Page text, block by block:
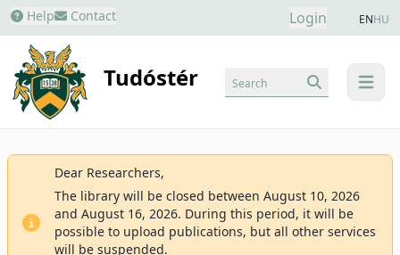
Help Contact Login ENHU
Tudóstér menu
Search
Dear Researchers,
The library will be closed between August 10, 2026
and August 16, 2026. During this period, it will be
possible to upload publications, but all other services
will be suspended.